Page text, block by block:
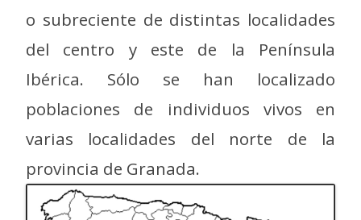
o subreciente de distintas localidades
del centro y este de la Península
Ibérica. Sólo se han localizado
poblaciones de individuos vivos en
varias localidades del norte de la
provincia de Granada.